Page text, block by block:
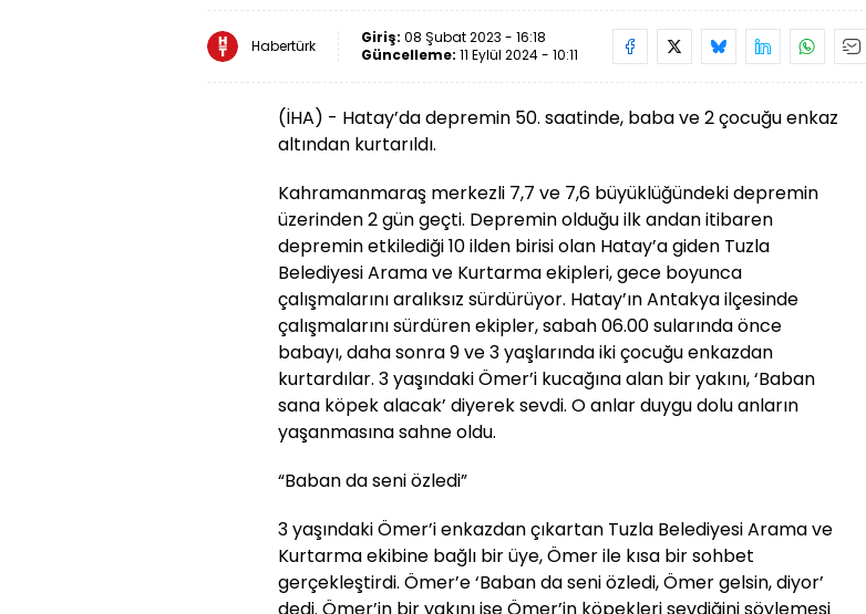
Habertürk Giriş: 08 Şubat 2023 - 16:18
Güncelleme: 11 Eylül 2024 - 10:11
(İHA) - Hatay’da depremin 50. saatinde, baba ve 2 çocuğu enkaz
altından kurtarıldı.
Kahramanmaraş merkezli 7,7 ve 7,6 büyüklüğündeki depremin
üzerinden 2 gün geçti. Depremin olduğu ilk andan itibaren
depremin etkilediği 10 ilden birisi olan Hatay’a giden Tuzla
Belediyesi Arama ve Kurtarma ekipleri, gece boyunca
çalışmalarını aralıksız sürdürüyor. Hatay’ın Antakya ilçesinde
çalışmalarını sürdüren ekipler, sabah 06.00 sularında önce
babayı, daha sonra 9 ve 3 yaşlarında iki çocuğu enkazdan
kurtardılar. 3 yaşındaki Ömer’i kucağına alan bir yakını, ‘Baban
sana köpek alacak’ diyerek sevdi. O anlar duygu dolu anların
yaşanmasına sahne oldu.
“Baban da seni özledi”
3 yaşındaki Ömer’i enkazdan çıkartan Tuzla Belediyesi Arama ve
Kurtarma ekibine bağlı bir üye, Ömer ile kısa bir sohbet
gerçekleştirdi. Ömer’e ‘Baban da seni özledi, Ömer gelsin, diyor’